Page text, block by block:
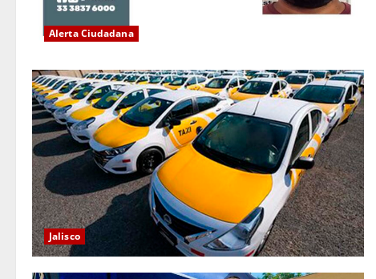
Alerta Ciudadana
Jalisco